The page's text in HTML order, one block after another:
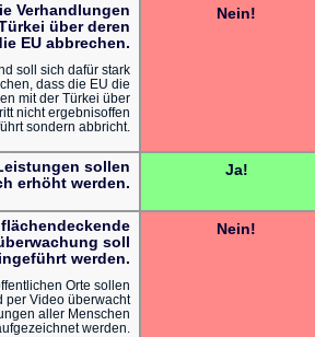
Verhandlungen
über deren
EU abbrechen.
soll sich dafür stark
dass die EU die
mit der Türkei über
nicht ergebnisoffen
sondern abbricht.
Nein!
sollen
erhöht werden.
Ja!
flächendeckende
soll
werden.
Orte sollen
per Video überwacht
aller Menschen
werden.
Nein!